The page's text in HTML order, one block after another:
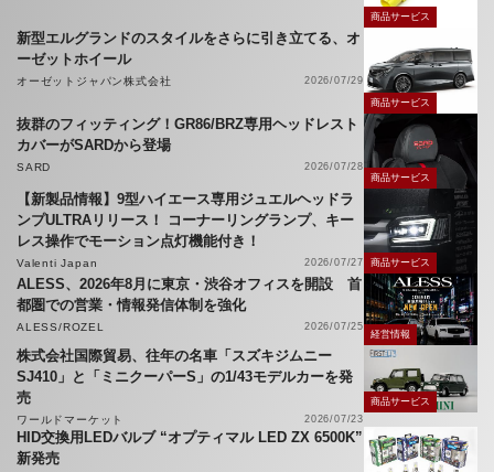
商品サービス
新型エルグランドのスタイルをさらに引き立てる、オ
ーゼットホイール
オーゼットジャパン株式会社
2026/07/29
商品サービス
抜群のフィッティング！GR86/BRZ専用ヘッドレスト
カバーがSARDから登場
SARD
2026/07/28
商品サービス
【新製品情報】9型ハイエース専用ジュエルヘッドラ
ンプULTRAリリース！ コーナーリングランプ、キー
レス操作でモーション点灯機能付き！
Valenti Japan 2026/07/27 商品サービス
ALESS、2026年8月に東京・渋谷オフィスを開設 首
都圏での営業・情報発信体制を強化
ALESS/ROZEL 2026/07/25
経営情報
株式会社国際貿易、往年の名車「スズキジムニー
SJ410」と「ミニクーパーS」の1/43モデルカーを発
売
ワールドマーケット 2026/07/23
商品サービス
HID交換用LEDバルブ “オプティマル LED ZX 6500K”
新発売